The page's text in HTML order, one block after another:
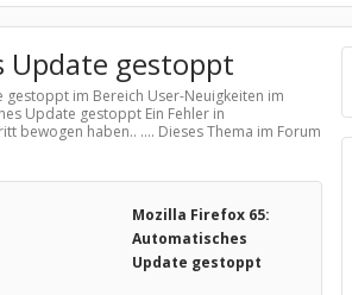
Update gestoppt
gestoppt im Bereich User-Neuigkeiten im
Update gestoppt Ein Fehler in
bewogen haben.. .... Dieses Thema im Forum
Mozilla Firefox 65:
Automatisches
Update gestoppt